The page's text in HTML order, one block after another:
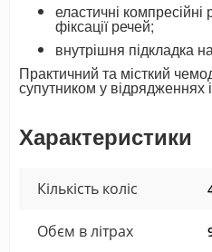
еластичні компресійні
фіксації речей;
внутрішня підкладка
Практичний та місткий
супутником у відрядженнях
Характеристики
Кількість коліс
Обєм в літрах